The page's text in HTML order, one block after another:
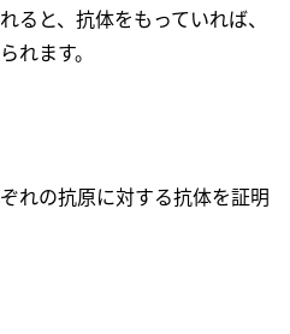
ると、抗体をもっていれば、
れます。
れの抗原に対する抗体を証明